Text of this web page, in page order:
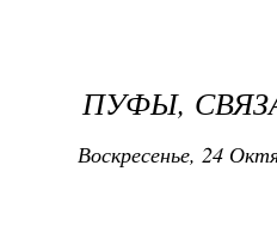
ПУФЫ,
Воскресенье, 24